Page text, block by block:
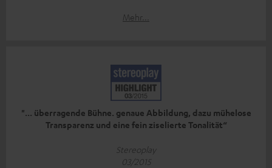
Mehr...
"... überragende Bühne. genaue Abbildung, dazu mühelose
Transparenz und eine fein ziselierte Tonalität“
Stereoplay
03/2015